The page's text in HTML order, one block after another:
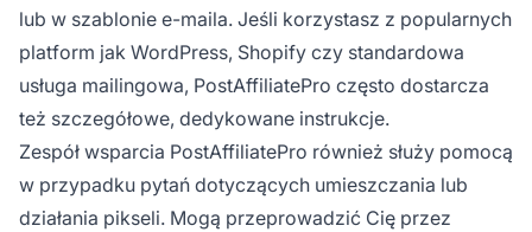
lub w szablonie e-maila. Jeśli korzystasz z popularnych
platform jak WordPress, Shopify czy standardowa
usługa mailingowa, PostAffiliatePro często dostarcza
też szczegółowe, dedykowane instrukcje.
Zespół wsparcia PostAffiliatePro również służy pomocą
w przypadku pytań dotyczących umieszczania lub
działania pikseli. Mogą przeprowadzić Cię przez